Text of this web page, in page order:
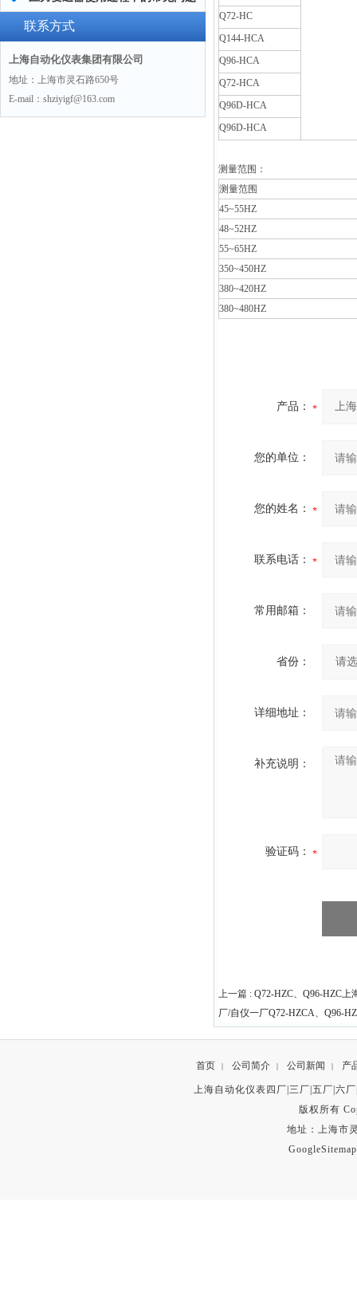
联系方式
上海自动化仪表集团有限公司
地址：上海市灵石路650号
E-mail：shziyigf@163.com
Q72-HC
Q144-HCA
Q96-HCA
Q72-HCA
Q96D-HCA
Q96D-HCA
测量范围：
测量范围
45~55HZ
48~52HZ
55~65HZ
350~450HZ
380~420HZ
380~480HZ
产品：
您的单位：
您的姓名：
联系电话：
常用邮箱：
省份：
详细地址：
补充说明：
验证码：
上一篇 : Q72-HZC、Q96-HZC上
厂/自仪一厂Q72-HZCA、Q96-
首页 | 公司简介 | 公司新闻 | 产
上海自动化仪表四厂|三厂|五厂|六
版权所有
地址：上海市
GoogleSitemap